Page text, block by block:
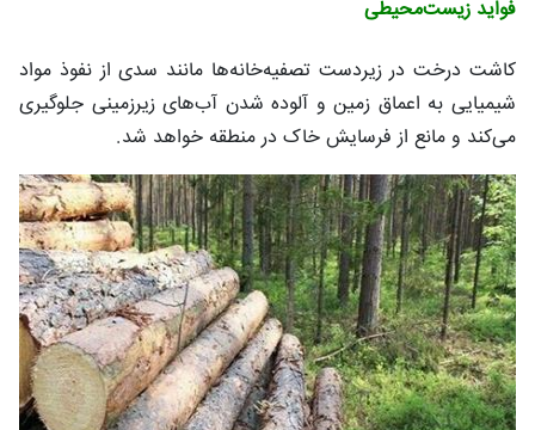
فواید زیست‌محیطی
کاشت درخت در زیردست تصفیه‌خانه‌ها مانند سدی از نفوذ مواد
شیمیایی به اعماق زمین و آلوده شدن آب‌های زیرزمینی جلوگیری
می‌کند و مانع از فرسایش خاک در منطقه خواهد شد.